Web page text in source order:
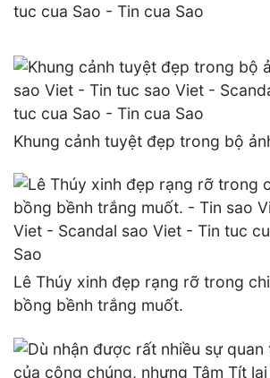
Khung cảnh tuyệt đẹp trong bộ
Lê Thúy xinh đẹp rạng rỡ trong
bồng bềnh trắng muốt.